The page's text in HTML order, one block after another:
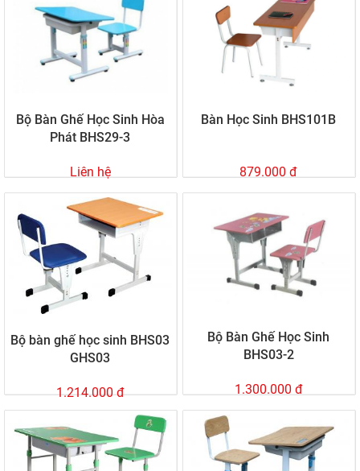
Bộ Bàn Ghế Học Sinh Hòa
Phát BHS29-3
Liên hệ
Bàn Học Sinh BHS101B
879.000 đ
Bộ bàn ghế học sinh BHS03
GHS03
1.214.000 đ
Bộ Bàn Ghế Học Sinh
BHS03-2
1.300.000 đ